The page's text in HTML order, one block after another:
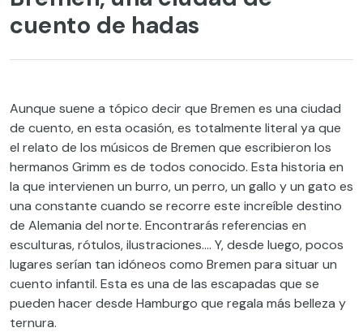
cuento de hadas
Aunque suene a tópico decir que Bremen es una ciudad
de cuento, en esta ocasión, es totalmente literal ya que
el relato de los músicos de Bremen que escribieron los
hermanos Grimm es de todos conocido. Esta historia en
la que intervienen un burro, un perro, un gallo y un gato es
una constante cuando se recorre este increíble destino
de Alemania del norte. Encontrarás referencias en
esculturas, rótulos, ilustraciones…. Y, desde luego, pocos
lugares serían tan idóneos como Bremen para situar un
cuento infantil. Esta es una de las escapadas que se
pueden hacer desde Hamburgo que regala más belleza y
ternura.